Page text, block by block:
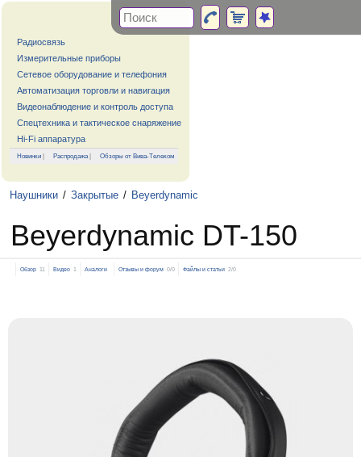
Радиосвязь
Измерительные приборы
Сетевое оборудование и телефония
Автоматизация торговли и навигация
Видеонаблюдение и контроль доступа
Спецтехника и тактическое снаряжение
Hi-Fi аппаратура
Новинки | Распродажа| Обзоры от Вива-Телеком
Наушники / Закрытые / Beyerdynamic
Beyerdynamic DT-150
Обзор 11 Видео 1 Аналоги Отзывы и форум 0/0 Файлы и статьи 2/0